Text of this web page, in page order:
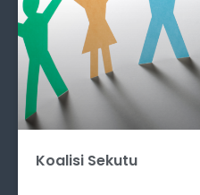
Koalisi Sekutu